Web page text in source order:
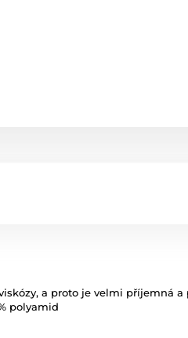
a proto je velmi příjemná a
polyamid